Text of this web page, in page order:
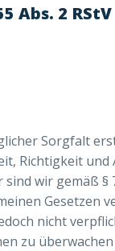
Abs. 2 RStV
Sorgfalt
Richtigkeit
wir gemäß §
Gesetzen
nicht
zu